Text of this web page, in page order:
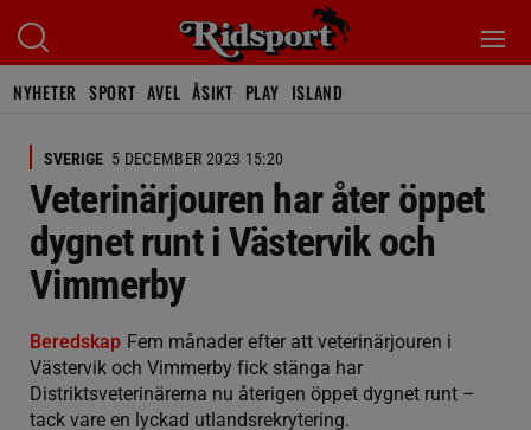
NYHETER SPORT AVEL ÅSIKT PLAY ISLAND
SVERIGE 5 DECEMBER 2023 15:20
Veterinärjouren har åter öppet
dygnet runt i Västervik och
Vimmerby
Beredskap Fem månader efter att veterinärjouren i
Västervik och Vimmerby fick stänga har
Distriktsveterinärerna nu återigen öppet dygnet runt –
tack vare en lyckad utlandsrekrytering.